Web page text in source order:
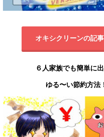
オキシクリーンの記
６人家族でも簡単に
ゆる〜い節約方法